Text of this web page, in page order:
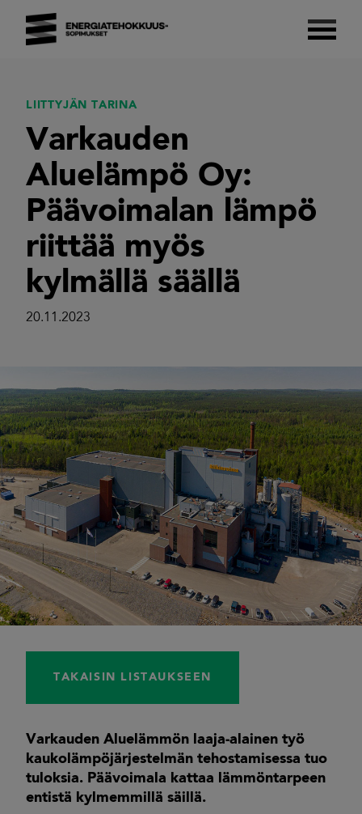
content
LIITTYJÄN TARINA
Varkauden
Aluelämpö Oy:
Päävoimalan lämpö
riittää myös
kylmällä säällä
20.11.2023
TAKAISIN LISTAUKSEEN
Varkauden Aluelämmön laaja-alainen työ
kaukolämpöjärjestelmän tehostamisessa tuo
tuloksia. Päävoimala kattaa lämmöntarpeen
entistä kylmemmillä säillä.